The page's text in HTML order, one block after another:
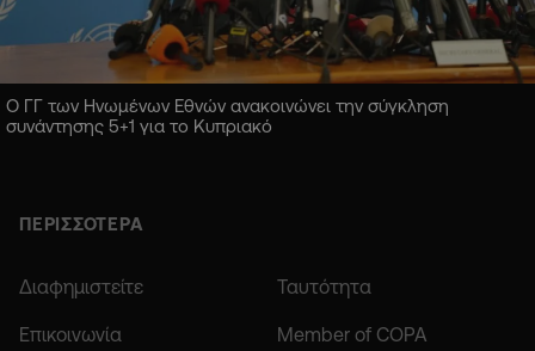
Ο ΓΓ των Ηνωμένων Εθνών ανακοινώνει την σύγκληση
συνάντησης 5+1 για το Κυπριακό
ΠΕΡΙΣΣΟΤΕΡΑ
Διαφημιστείτε Ταυτότητα
Επικοινωνία Member of COPA